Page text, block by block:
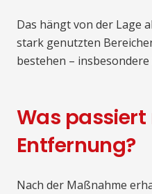
Das hängt von der Lage
stark genutzten
bestehen –
Was
Entfernung?
Nach der Maßnahme